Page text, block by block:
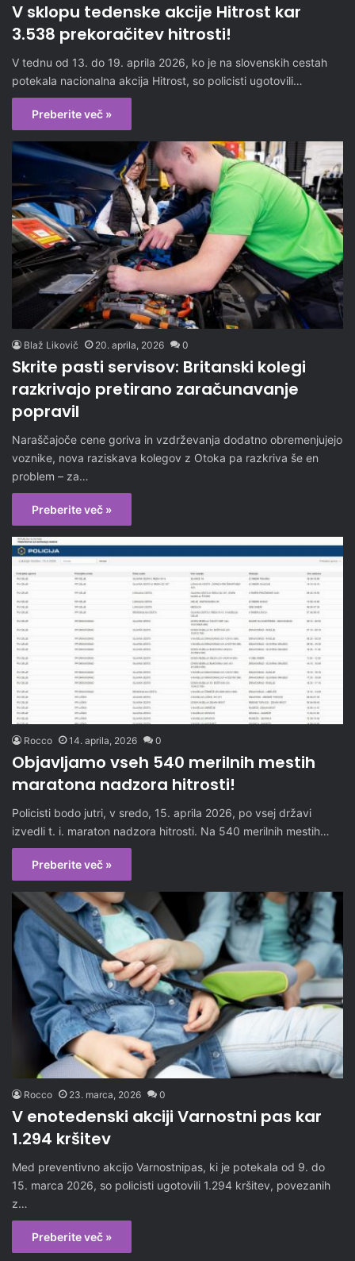
V sklopu tedenske akcije Hitrost kar
3.538 prekoračitev hitrosti!
V tednu od 13. do 19. aprila 2026, ko je na slovenskih cestah
potekala nacionalna akcija Hitrost, so policisti ugotovili…
Preberite več »
Blaž Likovič 20. aprila, 2026 0
Skrite pasti servisov: Britanski kolegi
razkrivajo pretirano zaračunavanje
popravil
Naraščajoče cene goriva in vzdrževanja dodatno obremenjujejo
voznike, nova raziskava kolegov z Otoka pa razkriva še en
problem – za…
Preberite več »
Rocco 14. aprila, 2026 0
Objavljamo vseh 540 merilnih mestih
maratona nadzora hitrosti!
Policisti bodo jutri, v sredo, 15. aprila 2026, po vsej državi
izvedli t. i. maraton nadzora hitrosti. Na 540 merilnih mestih…
Preberite več »
Rocco 23. marca, 2026 0
V enotedenski akciji Varnostni pas kar
1.294 kršitev
Med preventivno akcijo Varnostnipas, ki je potekala od 9. do
15. marca 2026, so policisti ugotovili 1.294 kršitev, povezanih
z…
Preberite več »